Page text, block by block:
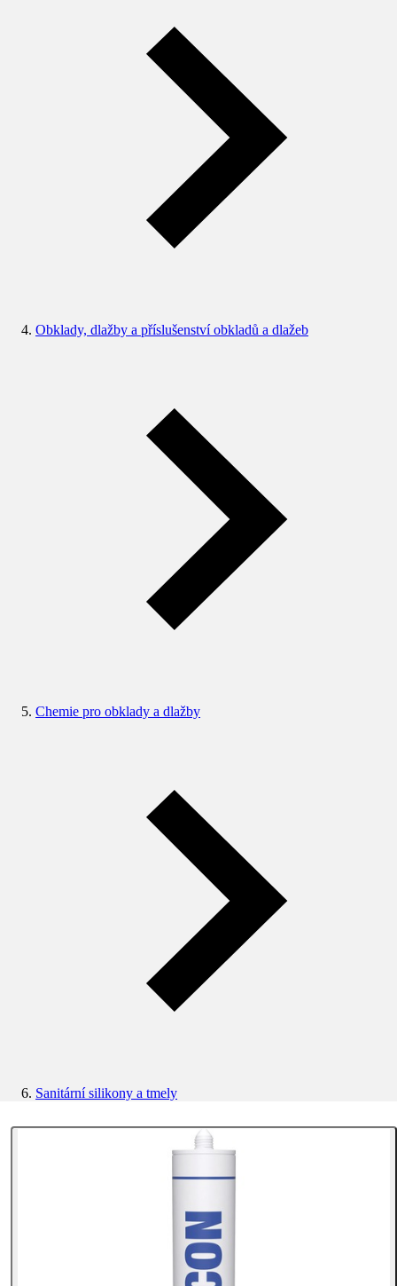
Obklady, dlažby a příslušenství obkladů a dlažeb
Chemie pro obklady a dlažby
Sanitární silikony a tmely